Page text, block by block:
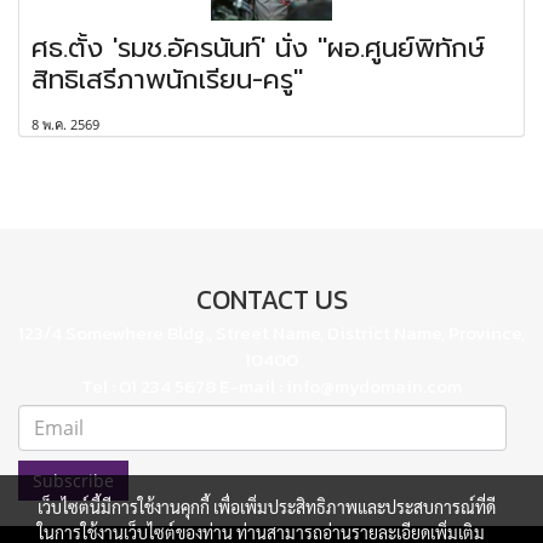
ศธ.ตั้ง 'รมช.อัครนันท์' นั่ง "ผอ.ศูนย์พิทักษ์
สิทธิเสรีภาพนักเรียน-ครู"
8 พ.ค. 2569
CONTACT US
Subscribe
เว็บไซต์นี้มีการใช้งานคุกกี้ เพื่อเพิ่มประสิทธิภาพและประสบการณ์ที่ดี
ในการใช้งานเว็บไซต์ของท่าน ท่านสามารถอ่านรายละเอียดเพิ่มเติม